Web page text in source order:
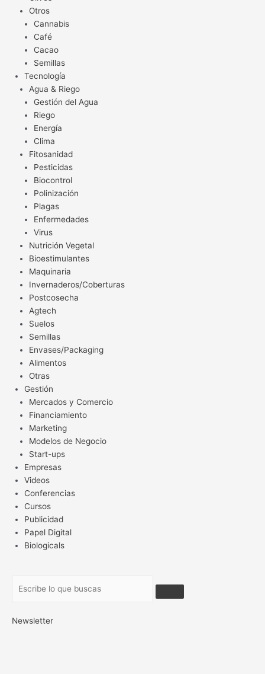
Otros
Cannabis
Café
Cacao
Semillas
Tecnología
Agua & Riego
Gestión del Agua
Riego
Energía
Clima
Fitosanidad
Pesticidas
Biocontrol
Polinización
Plagas
Enfermedades
Virus
Nutrición Vegetal
Bioestimulantes
Maquinaria
Invernaderos/Coberturas
Postcosecha
Agtech
Suelos
Semillas
Envases/Packaging
Alimentos
Otras
Gestión
Mercados y Comercio
Financiamiento
Marketing
Modelos de Negocio
Start-ups
Empresas
Videos
Conferencias
Cursos
Publicidad
Papel Digital
Biologicals
Newsletter